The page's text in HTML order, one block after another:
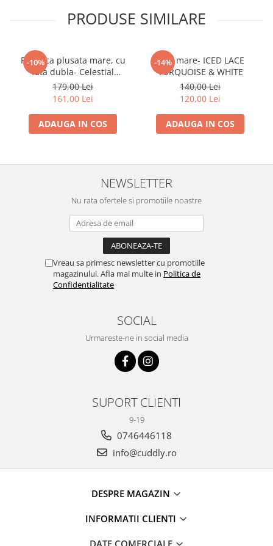
PRODUSE SIMILARE
-10%
Paturica plusata mare, cu
fata dubla- Celestial
Blue/White
179,00 Lei
161,00 Lei
ADAUGA IN COS
-14%
Pled mare- ICED LACE
TURQUOISE & WHITE
140,00 Lei
120,00 Lei
ADAUGA IN COS
NEWSLETTER
Nu rata ofertele si promotiile noastre
Vreau sa primesc newsletter cu promotiile
magazinului. Afla mai multe in Politica de
Confidentialitate
SOCIAL
Urmareste-ne in social media
SUPORT CLIENTI
9-19
0746446118
info@cuddly.ro
DESPRE MAGAZIN
INFORMATII CLIENTI